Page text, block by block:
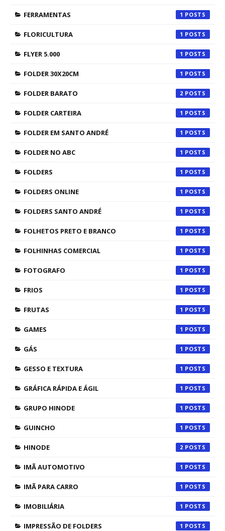
FERRAMENTAS 1
FLORICULTURA 1
FLYER 5.000 1
FOLDER 30X20CM 1
FOLDER BARATO 2
FOLDER CARTEIRA 1
FOLDER EM SANTO ANDRÉ 1
FOLDER NO ABC 1
FOLDERS 1
FOLDERS ONLINE 1
FOLDERS SANTO ANDRÉ 1
FOLHETOS PRETO E BRANCO 1
FOLHINHAS COMERCIAL 1
FOTOGRAFO 1
FRIOS 1
FRUTAS 1
GAMES 1
GÁS 1
GESSO E TEXTURA 1
GRÁFICA RÁPIDA E ÁGIL 1
GRUPO HINODE 1
GUINCHO 1
HINODE 2
IMÃ AUTOMOTIVO 1
IMÃ PARA CARRO 1
IMOBILIÁRIA 1
IMPRESSÃO DE FOLDERS 1